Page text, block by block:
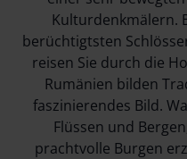
Kulturdenkmälern.
berüchtigtsten
reisen Sie durch die
Rumänien bilden
faszinierendes Bild.
Flüssen und
prachtvolle Burgen